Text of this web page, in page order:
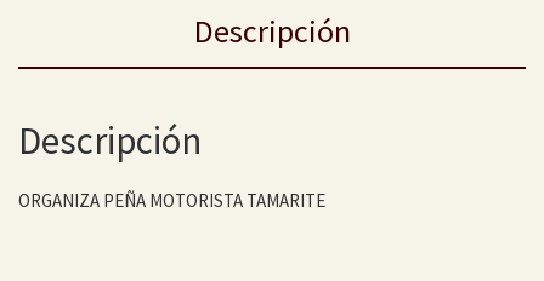
Descripción
Descripción
ORGANIZA PEÑA MOTORISTA TAMARITE